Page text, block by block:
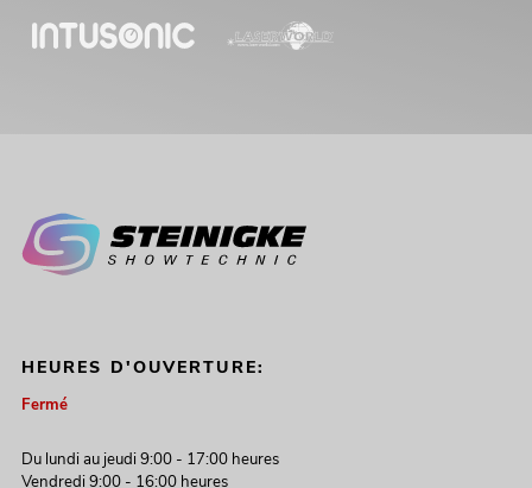
HEURES D'OUVERTURE:
Fermé
Du lundi au jeudi 9:00 - 17:00 heures
Vendredi 9:00 - 16:00 heures